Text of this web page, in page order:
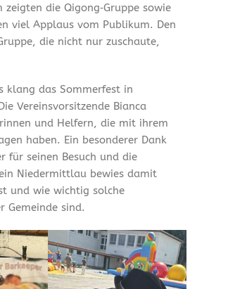
die Qigong‑Gruppe sowie
viel Applaus vom Publikum. Den
die nicht nur zuschaute,
klang das Sommerfest in
Vereinsvorsitzende Bianca
und Helfern, die mit ihrem
haben. Ein besonderer Dank
für seinen Besuch und die
Niedermittlau bewies damit
und wie wichtig solche
Gemeinde sind.